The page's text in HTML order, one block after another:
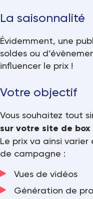
La saisonnalité
Évidemment, une
soldes ou
influencer le prix !
Votre objectif
Vous souhaitez tout
sur votre site de box
Le prix va ainsi
de campagne :
Vues de vidéos
Génération de